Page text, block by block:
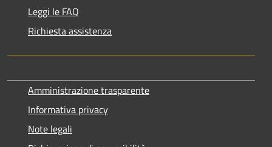
Leggi le FAQ
Richiesta assistenza
Amministrazione trasparente
Informativa privacy
Note legali